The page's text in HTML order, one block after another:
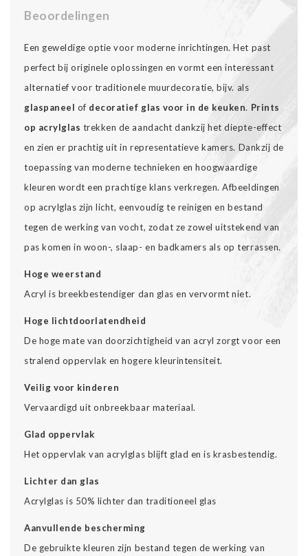
Beoordelingen
Een geweldige optie voor moderne inrichtingen. Het past
perfect bij originele oplossingen en vormt een interessant
alternatief voor traditionele muurdecoratie, bijv. als
glaspaneel of decoratief glas voor in de keuken. Prints
op acrylglas trekken de aandacht dankzij het diepte-effect
en zien er prachtig uit in representatieve kamers. Dankzij de
toepassing van moderne technieken en hoogwaardige
kleuren wordt een prachtige klans verkregen. Afbeeldingen
op acrylglas zijn licht, eenvoudig te reinigen en bestand
tegen de werking van vocht, zodat ze zowel uitstekend van
pas komen in woon-, slaap- en badkamers als op terrassen.
Hoge weerstand
Acryl is breekbestendiger dan glas en vervormt niet.
Hoge lichtdoorlatendheid
De hoge mate van doorzichtigheid van acryl zorgt voor een
stralend oppervlak en hogere kleurintensiteit.
Veilig voor kinderen
Vervaardigd uit onbreekbaar materiaal.
Glad oppervlak
Het oppervlak van acrylglas blijft glad en is krasbestendig.
Lichter dan glas
Acrylglas is 50% lichter dan traditioneel glas
Aanvullende bescherming
De gebruikte kleuren zijn bestand tegen de werking van